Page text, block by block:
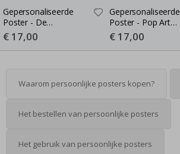
Gepersonaliseerde
Poster - De
Klauwkoning - AI
Poster
Special
Price
€ 17,00
Gepersonaliseerde
Poster - Pop Art
Portret - AI Poster
Special
Price
€ 17,00
Waarom persoonlijke posters kopen?
Het bestellen van persoonlijke posters
Het gebruik van persoonlijke posters